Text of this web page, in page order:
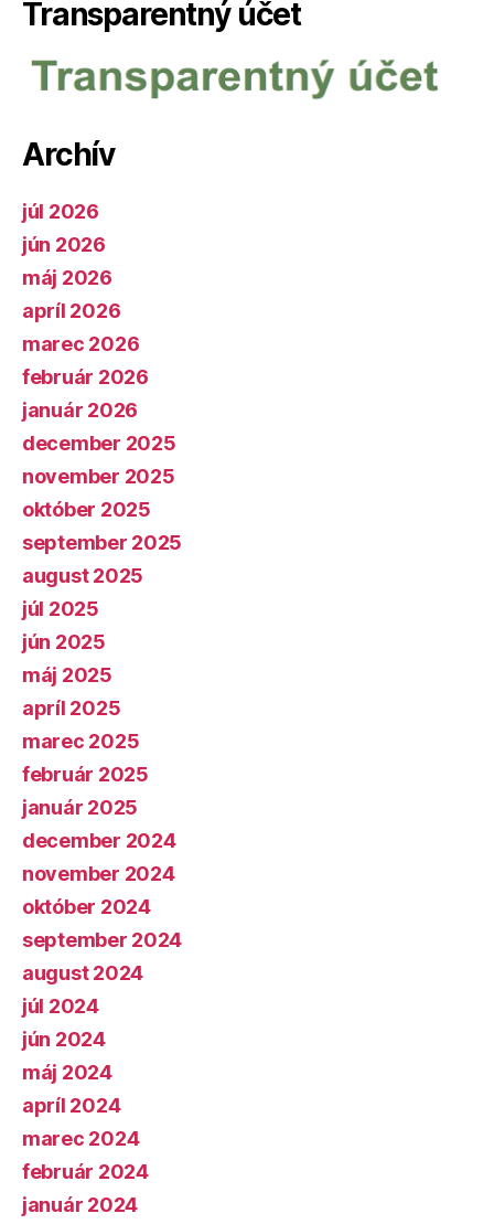
Transparentný účet
Archív
júl 2026
jún 2026
máj 2026
apríl 2026
marec 2026
február 2026
január 2026
december 2025
november 2025
október 2025
september 2025
august 2025
júl 2025
jún 2025
máj 2025
apríl 2025
marec 2025
február 2025
január 2025
december 2024
november 2024
október 2024
september 2024
august 2024
júl 2024
jún 2024
máj 2024
apríl 2024
marec 2024
február 2024
január 2024